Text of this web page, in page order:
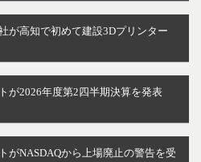
が高知で初めて建設3Dプリンター
が2026年度第2四半期決算を発表
がNASDAQから上場廃止の警告を受